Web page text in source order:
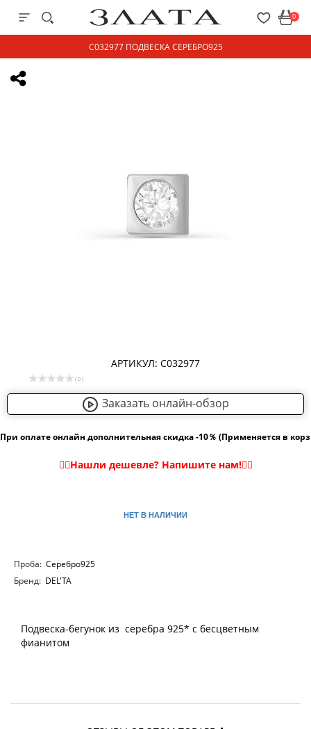
0
С032977 ПОДВЕСКА СЕРЕБРО925
АРТИКУЛ: С032977
( 0 )
Заказать онлайн-обзор
При оплате онлайн дополнительная скидка -10％ (Применяется в
НЕТ В НАЛИЧИИ
Проба: Серебро925
Бренд: DEL'TA
Подвеска-бегунок из серебра 925* с бесцветным
фианитом